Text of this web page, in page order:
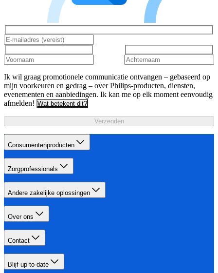
Ik wil graag promotionele communicatie ontvangen – gebaseerd op
mijn voorkeuren en gedrag – over Philips-producten, diensten,
evenementen en aanbiedingen. Ik kan me op elk moment eenvoudig
afmelden! Wat betekent dit?
Verzenden
Consumentenproducten
Zorgprofessionals
Andere zakelijke oplossingen
Over ons
Contact
Blijf up-to-date